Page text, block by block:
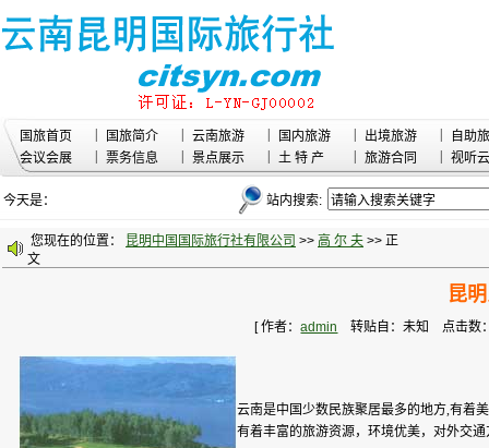
国旅首页 国旅简介 云南旅游 国内旅游 出境旅游
自助
会议会展
票务信息 景点展示 土 特 产 旅游合同 视听
今天是： 站内搜索:
您现在的位置： 昆明中国国际旅行社有限公司 >> 高 尔 夫 >> 正
文
昆
[ 作者：admin 转贴自：未知 点击数
云南是中国少数民族聚居最多的地方,有着
有着丰富的旅游资源，环境优美，对外交